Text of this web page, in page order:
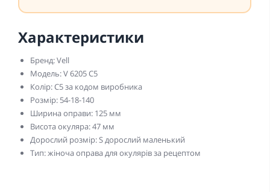
Характеристики
Бренд: Vell
Модель: V 6205 C5
Колір: C5 за кодом виробника
Розмір: 54-18-140
Ширина оправи: 125 мм
Висота окуляра: 47 мм
Дорослий розмір: S дорослий маленький
Тип: жіноча оправа для окулярів за рецептом